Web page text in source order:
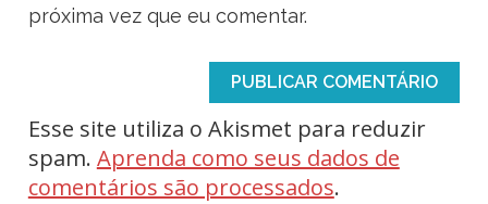
próxima vez que eu comentar.
Esse site utiliza o Akismet para reduzir
spam. Aprenda como seus dados de
comentários são processados.